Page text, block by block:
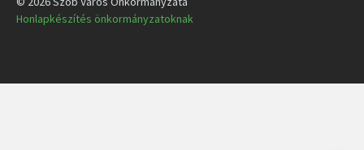
Honlapkészítés önkormányzatoknak